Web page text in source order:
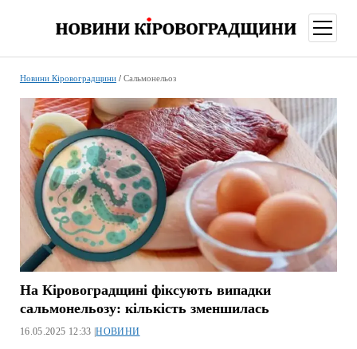
меню
Новини Кіровоградщини/ Сальмонельоз
На Кіровоградщині фіксують випадки
сальмонельозу: кількість зменшилась
16.05.2025 12:33 |НОВИНИ